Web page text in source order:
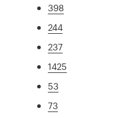
398
244
237
1425
53
73